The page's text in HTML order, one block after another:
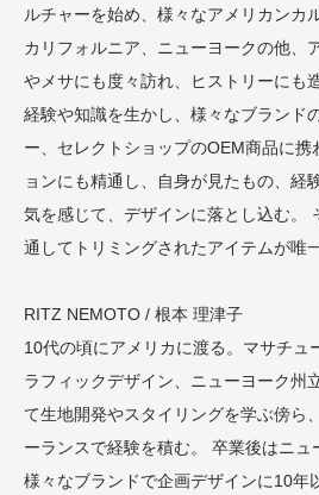
ルチャーを始め、様々なアメリカンカ
カリフォルニア、ニューヨークの他、
やメサにも度々訪れ、ヒストリーにも
経験や知識を生かし、様々なブランド
ー、セレクトショップのOEM商品に携
ョンにも精通し、自身が見たもの、経
気を感じて、デザインに落とし込む。
通してトリミングされたアイテムが唯
RITZ NEMOTO / 根本 理津子
10代の頃にアメリカに渡る。マサチュ
ラフィックデザイン、ニューヨーク州
て生地開発やスタイリングを学ぶ傍ら
ーランスで経験を積む。 卒業後はニュ
様々なブランドで企画デザインに10年